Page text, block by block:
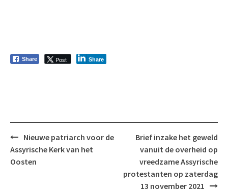
Share Post Share
Bericht
navigatie
Nieuwe patriarch voor de
Assyrische Kerk van het
Oosten
Brief inzake het geweld
vanuit de overheid op
vreedzame Assyrische
protestanten op zaterdag
13 november 2021